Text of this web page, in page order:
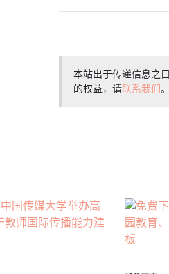
本站出于传递信息之
的权益，请联系我们。